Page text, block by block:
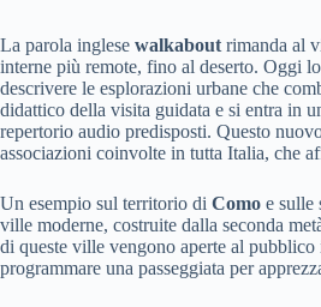
La parola inglese walkabout rimanda al
interne più remote, fino al deserto. Oggi
descrivere le esplorazioni urbane che
didattico della visita guidata e si entra in
repertorio audio predisposti. Questo
associazioni coinvolte in tutta Italia, che
Un esempio sul territorio di Como e sulle
ville moderne, costruite dalla seconda
di queste ville vengono aperte al
programmare una passeggiata per